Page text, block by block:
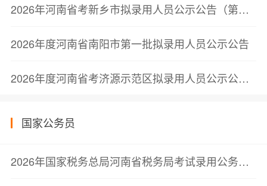
2026年河南省考新乡市拟录用人员公示公告（第一批）
2026年度河南省南阳市第一批拟录用人员公示公告
2026年度河南省考济源示范区拟录用人员公示公告（第一批）
国家公务员
2026年国家税务总局河南省税务局考试录用公务员面试公告